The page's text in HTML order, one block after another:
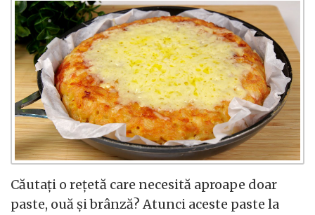
Căutați o rețetă care necesită aproape doar
paste, ouă și brânză? Atunci aceste paste la